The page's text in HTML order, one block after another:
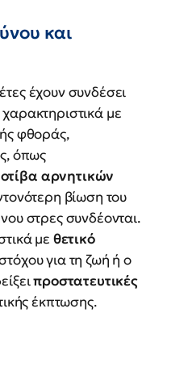
και
έχουν συνδέσει
με
φθοράς,
όπως
αρνητικών
βίωση του
στρες συνδέονται.
με θετικό
για τη ζωή ή ο
προστατευτικές
έκπτωσης.